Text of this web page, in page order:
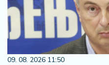
09. 08. 2026 11:50